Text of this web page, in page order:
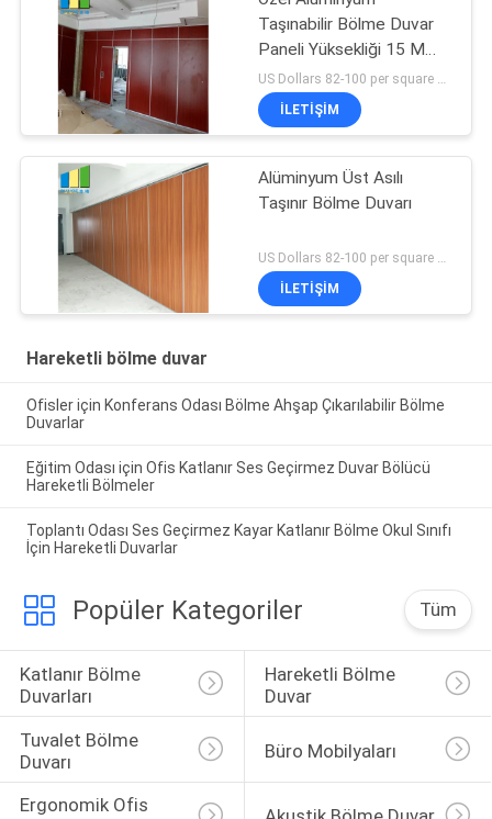
Taşınabilir Bölme Duvar
Paneli Yüksekliği 15 M
Maksimum 600-1200
mm
US Dollars 82-100 per square meter MOQ:No MOQ
İLETIŞIM
Alüminyum Üst Asılı
Taşınır Bölme Duvarı
US Dollars 82-100 per square meter MOQ:No MOQ
İLETIŞIM
Hareketli bölme duvar
Ofisler için Konferans Odası Bölme Ahşap Çıkarılabilir Bölme
Duvarlar
Eğitim Odası için Ofis Katlanır Ses Geçirmez Duvar Bölücü
Hareketli Bölmeler
Toplantı Odası Ses Geçirmez Kayar Katlanır Bölme Okul Sınıfı
İçin Hareketli Duvarlar
Popüler Kategoriler Tüm
Katlanır Bölme
Duvarları
Hareketli Bölme
Duvar
Tuvalet Bölme
Duvarı
Büro Mobilyaları
Ergonomik Ofis